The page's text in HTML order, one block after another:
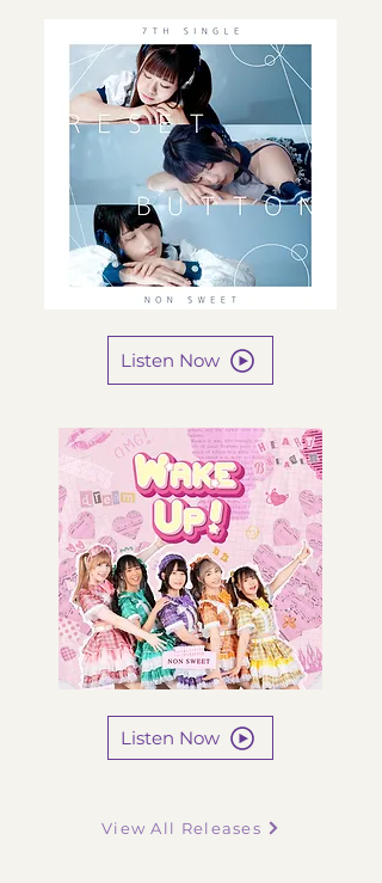
Listen Now
Listen Now
View All Releases